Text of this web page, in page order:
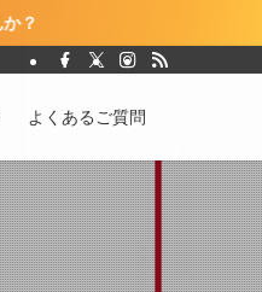
よくあるご質問